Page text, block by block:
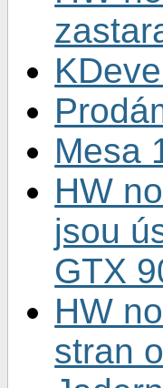
Mesa
HW
jsou
GTX
HW
stran